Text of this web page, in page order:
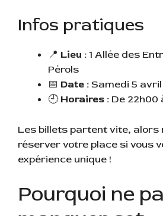
Infos pratiques
📍 Lieu : 1 Allée des
Pérols
📅 Date :Samedi 5
🕘Horaires : De 22h00
Les billets partent vite, alors
réserver votre place si vous
expérience unique !
Pourquoi ne